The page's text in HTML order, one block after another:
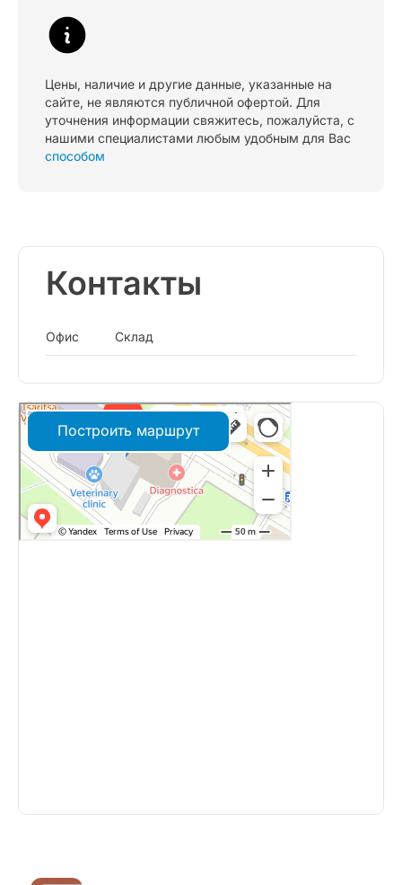
Цены, наличие и другие данные, указанные на
сайте, не являются публичной офертой. Для
уточнения информации свяжитесь, пожалуйста, с
нашими специалистами любым удобным для Вас
способом
Контакты
Офис Склад
Построить маршрут